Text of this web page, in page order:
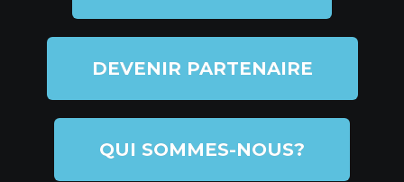
DEVENIR PARTENAIRE
QUI SOMMES-NOUS?